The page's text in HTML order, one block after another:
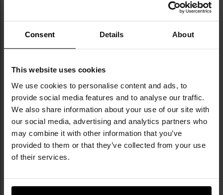
Consent Details About
This website uses cookies
We use cookies to personalise content and ads, to
provide social media features and to analyse our traffic.
We also share information about your use of our site with
our social media, advertising and analytics partners who
may combine it with other information that you’ve
provided to them or that they’ve collected from your use
of their services.
Відправлення: Негайно
4 784,17 грн
ДО КОШИКА
Бінокль Blackfire 12x25
Відправлення: Негайно
ПОРАДИ